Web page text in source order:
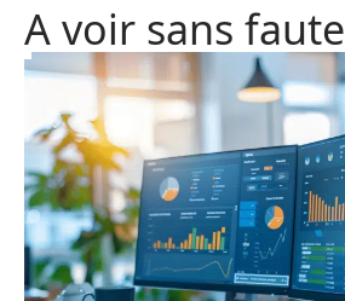
A voir sans faute